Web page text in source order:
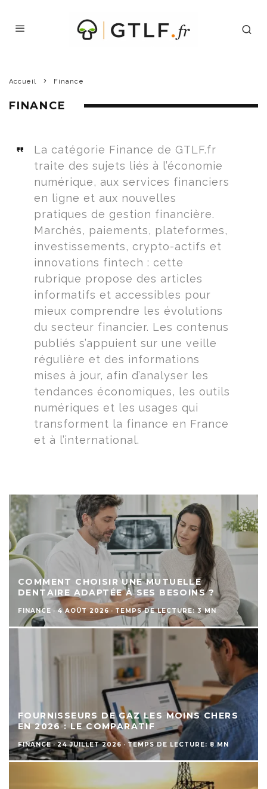
Accueil Finance
FINANCE
La catégorie Finance de GTLF.fr
traite des sujets liés à l’économie
numérique, aux services financiers
en ligne et aux nouvelles
pratiques de gestion financière.
Marchés, paiements, plateformes,
investissements, crypto-actifs et
innovations fintech : cette
rubrique propose des articles
informatifs et accessibles pour
mieux comprendre les évolutions
du secteur financier. Les contenus
publiés s’appuient sur une veille
régulière et des informations
mises à jour, afin d’analyser les
tendances économiques, les outils
numériques et les usages qui
transforment la finance en France
et à l’international.
COMMENT CHOISIR UNE MUTUELLE
DENTAIRE ADAPTÉE À SES BESOINS ?
FINANCE · 4 AOÛT 2026 · TEMPS DE LECTURE: 3 MN
FOURNISSEURS DE GAZ LES MOINS CHERS
EN 2026 : LE COMPARATIF
FINANCE · 24 JUILLET 2026 · TEMPS DE LECTURE: 8 MN